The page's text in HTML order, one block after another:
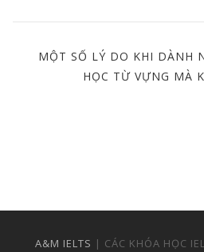
NEXT
MỘT SỐ LÝ DO KHI DÀNH
HỌC TỪ VỰNG MÀ
A&M IELTS | CÁC KHÓA HỌC